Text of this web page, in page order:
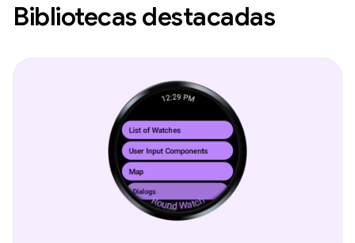
Bibliotecas destacadas